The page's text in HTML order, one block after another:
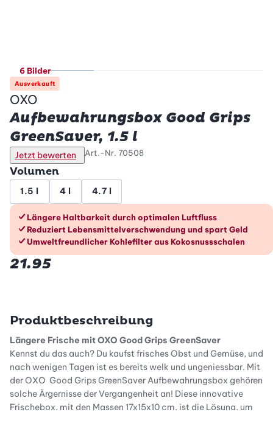
6 Bilder
Ausverkauft
OXO
Aufbewahrungsbox Good Grips
GreenSaver, 1.5 l
Jetzt bewerten Art.-Nr. 70508
Volumen
1.5 l 4 l 4.7 l
Die Vorteile im Überblick
Längere Haltbarkeit durch optimalen Luftfluss
Reduziert Lebensmittelverschwendung und spart Geld
Umweltfreundlicher Kohlefilter aus Kokosnussschalen
21.95
Produktbeschreibung
Längere Frische mit OXO Good Grips GreenSaver
Kennst du das auch? Du kaufst frisches Obst und Gemüse, und
nach wenigen Tagen ist es bereits welk und ungeniessbar. Mit
der OXO Good Grips GreenSaver Aufbewahrungsbox gehören
solche Ärgernisse der Vergangenheit an! Diese innovative
Frischebox, mit den Massen 17x15x10 cm, ist die Lösung, um